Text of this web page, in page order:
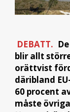
DEBATT.
blir allt
orättvist
däribland
60 procent
måste